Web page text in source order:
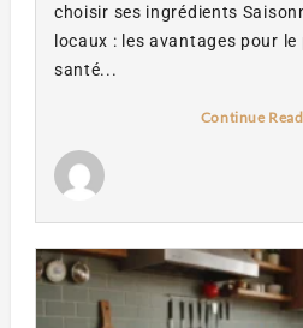
choisir ses ingrédients
locaux : les avantages pour
santé...
Continue